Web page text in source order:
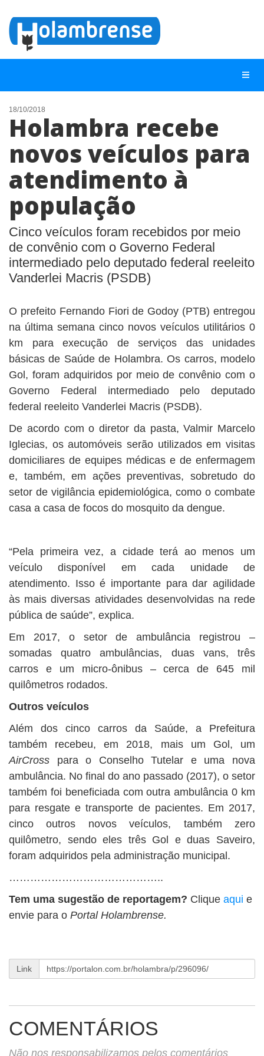
NOTÍCIAS
LISTA DIGITAL
TELEFONES ÚTEIS
ANUNCIE
18/10/2018
Holambra recebe
novos veículos para
atendimento à
população
Cinco veículos foram recebidos por meio
de convênio com o Governo Federal
intermediado pelo deputado federal reeleito
Vanderlei Macris (PSDB)
O prefeito Fernando Fiori de Godoy (PTB) entregou
na última semana cinco novos veículos utilitários 0
km para execução de serviços das unidades
básicas de Saúde de Holambra. Os carros, modelo
Gol, foram adquiridos por meio de convênio com o
Governo Federal intermediado pelo deputado
federal reeleito Vanderlei Macris (PSDB).
De acordo com o diretor da pasta, Valmir Marcelo
Iglecias, os automóveis serão utilizados em visitas
domiciliares de equipes médicas e de enfermagem
e, também, em ações preventivas, sobretudo do
setor de vigilância epidemiológica, como o combate
casa a casa de focos do mosquito da dengue.
“Pela primeira vez, a cidade terá ao menos um
veículo disponível em cada unidade de
atendimento. Isso é importante para dar agilidade
às mais diversas atividades desenvolvidas na rede
pública de saúde”, explica.
Em 2017, o setor de ambulância registrou –
somadas quatro ambulâncias, duas vans, três
carros e um micro-ônibus – cerca de 645 mil
quilômetros rodados.
Outros veículos
Além dos cinco carros da Saúde, a Prefeitura
também recebeu, em 2018, mais um Gol, um
AirCross para o Conselho Tutelar e uma nova
ambulância. No final do ano passado (2017), o setor
também foi beneficiada com outra ambulância 0 km
para resgate e transporte de pacientes. Em 2017,
cinco outros novos veículos, também zero
quilômetro, sendo eles três Gol e duas Saveiro,
foram adquiridos pela administração municipal.
……………………………………..
Tem uma sugestão de reportagem? Clique aqui e
envie para o Portal Holambrense.
Link
COMENTÁRIOS
Não nos responsabilizamos pelos comentários